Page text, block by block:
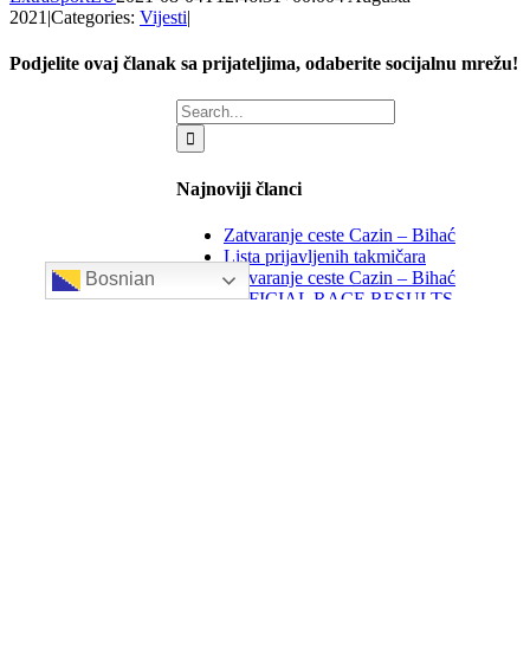
2021 |Categories: Vijesti|
Podjelite ovaj članak sa prijateljima, odaberite socijalnu mrežu!
Search
for:
Najnoviji članci
Zatvaranje ceste Cazin – Bihać
Lista prijavljenih takmičara
Zatvaranje ceste Cazin – Bihać
OFFICIAL RACE RESULTS
Bosnian